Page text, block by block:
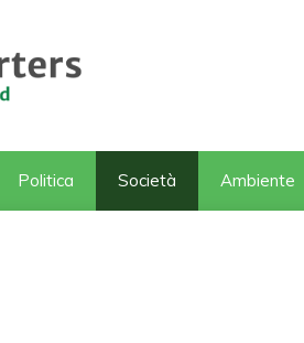
Politica Società Ambiente